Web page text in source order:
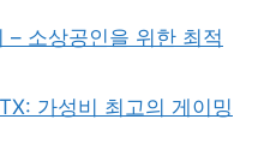
– 소상공인을 위한 최적
가성비 최고의 게이밍